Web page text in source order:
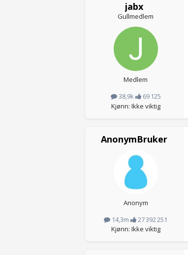
jabx
Gullmedlem
Medlem
38,9k
69 125
Kjønn: Ikke viktig
AnonymBruker
Anonym
14,3m
27 392 251
Kjønn: Ikke viktig